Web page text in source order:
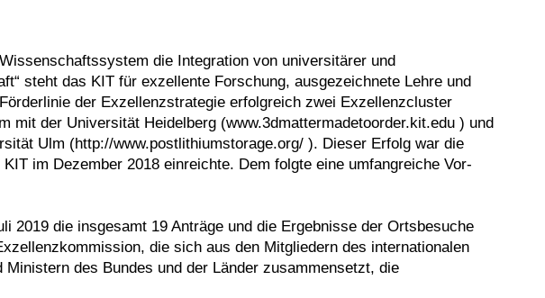
die Integration von universitärer und
steht das KIT für exzellente Forschung, ausgezeichnete Lehre und
der Exzellenzstrategie erfolgreich zwei Exzellenzcluster
mit der Universität Heidelberg (www.3dmattermadetoorder.kit.edu ) und
Ulm (http://www.postlithiumstorage.org/ ). Dieser Erfolg war die
im Dezember 2018 einreichte. Dem folgte eine umfangreiche Vor-
2019 die insgesamt 19 Anträge und die Ergebnisse der Ortsbesuche
die sich aus den Mitgliedern des internationalen
des Bundes und der Länder zusammensetzt, die